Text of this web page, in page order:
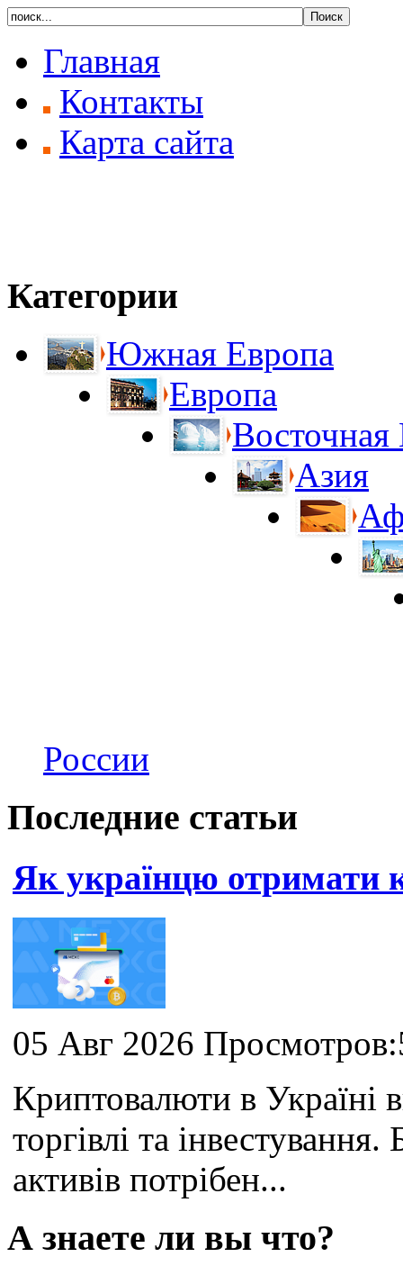
Главная
Контакты
Карта сайта
Категории
Южная Европа
Европа
Восточная
Азия
России
Последние статьи
Як українцю отримати
05 Авг 2026
Криптовалюти в Україні
торгівлі та
активів потрібен...
А знаете ли вы что?